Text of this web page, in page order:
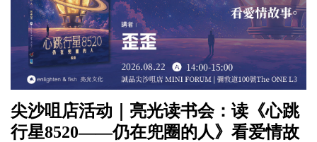
尖沙咀店活动｜亮光读书会：读《心跳
行星8520——仍在兜圈的人》看爱情故